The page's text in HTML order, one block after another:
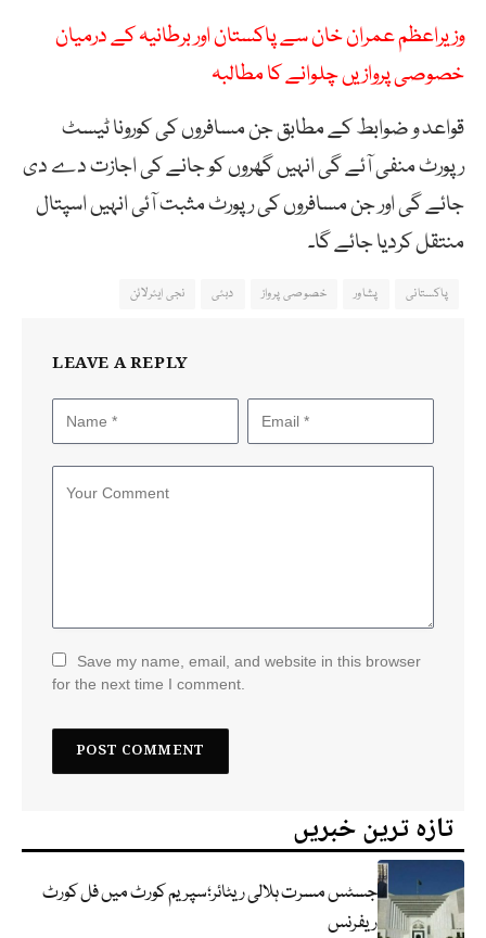
وزیراعظم عمران خان سے پاکستان اور برطانیہ کے درمیان
خصوصی پروازیں چلوانے کا مطالبہ
قواعد و ضوابط کے مطابق جن مسافروں کی کورونا ٹیسٹ
رپورٹ منفی آئے گی انہیں گھروں کو جانے کی اجازت دے دی
جائے گی اور جن مسافروں کی رپورٹ مثبت آئی انہیں اسپتال
منتقل کردیا جائے گا۔
پاکستانی پشاور خصوصی پرواز دبئی نجی ایئرلائن
LEAVE A REPLY
Save my name, email, and website in this browser
for the next time I comment.
تازہ ترین خبریں
جسٹس مسرت ہلالی ریٹائر؛سپریم کورٹ میں فل کورٹ
ریفرنس